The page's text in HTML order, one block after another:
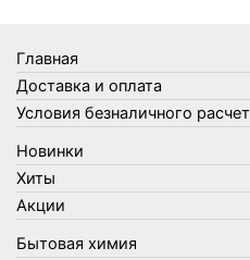
Товары для кухни
Товары для сада и
Товары для туризма и
Упаковка
Утеплители и прочее
Фонари, лампы и
Хозяйственные товары
Главная
Доставка и оплата
Условия безналичного
Новинки
Хиты
Акции
Бытовая химия